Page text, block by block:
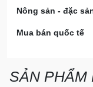
Nông sản - đặc
Mua bán quốc tế
SẢN PHẨM